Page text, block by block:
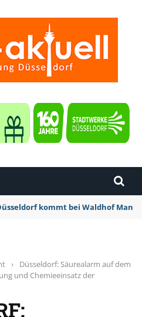
kommt bei Waldhof
›
Düsseldorf: Säurealarm auf dem
und Chemieeinsatz der